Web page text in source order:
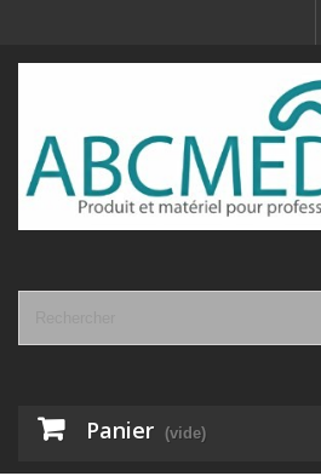
Panier (vide)